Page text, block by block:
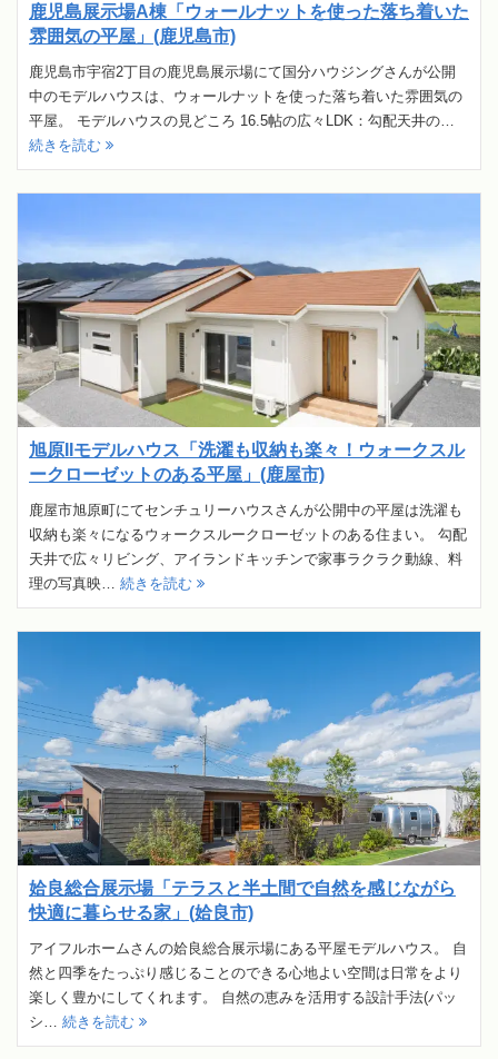
鹿児島展示場A棟「ウォールナットを使った落ち着いた
雰囲気の平屋」(鹿児島市)
鹿児島市宇宿2丁目の鹿児島展示場にて国分ハウジングさんが公開
中のモデルハウスは、ウォールナットを使った落ち着いた雰囲気の
平屋。 モデルハウスの見どころ 16.5帖の広々LDK：勾配天井の…
続きを読む
旭原IIモデルハウス「洗濯も収納も楽々！ウォークスル
ークローゼットのある平屋」(鹿屋市)
鹿屋市旭原町にてセンチュリーハウスさんが公開中の平屋は洗濯も
収納も楽々になるウォークスルークローゼットのある住まい。 勾配
天井で広々リビング、アイランドキッチンで家事ラクラク動線、料
理の写真映… 続きを読む
姶良総合展示場「テラスと半土間で自然を感じながら
快適に暮らせる家」(姶良市)
アイフルホームさんの姶良総合展示場にある平屋モデルハウス。 自
然と四季をたっぷり感じることのできる心地よい空間は日常をより
楽しく豊かにしてくれます。 自然の恵みを活用する設計手法(パッ
シ… 続きを読む